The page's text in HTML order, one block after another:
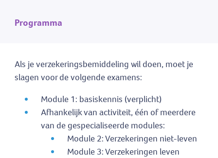
Programma
Als je verzekeringsbemiddeling wil doen, moet je
slagen voor de volgende examens:
Module 1: basiskennis (verplicht)
Afhankelijk van activiteit, één of meerdere
van de gespecialiseerde modules:
Module 2: Verzekeringen niet-leven
Module 3: Verzekeringen leven